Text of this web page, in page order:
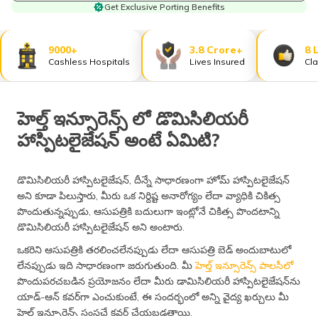
Get Exclusive Porting Benefits
9000+
Cashless Hospitals
3.8 Crore+
Lives Insured
8
హెల్త్ ఇన్సూరెన్స్ లో డొమిసిలియరీ
హాస్పిటలైజేషన్ అంటే ఏమిటి?
డొమిసిలియరీ హాస్పిటలైజేషన్, దీన్నే సాధారణంగా హోమ్ హాస్పిటలైజేషన్
అని కూడా పిలుస్తారు, మీరు ఒక నిర్దిష్ట అనారోగ్యం లేదా వ్యాధికి చికిత్స
పొందుతున్నప్పుడు, ఆసుపత్రికి బదులుగా ఇంట్లోనే చికిత్స పొందటాన్ని
డొమిసిలియరీ హాస్పిటలైజేషన్ అని అంటారు.
ఒకరిని ఆసుపత్రికి తరలించలేనప్పుడు లేదా ఆసుపత్రి బెడ్ అందుబాటులో
లేనప్పుడు ఇది సాధారణంగా జరుగుతుంది. మీహెల్త్ ఇన్సూరెన్స్ పాలసీలో
పొందుపరచబడిన ప్రయోజనం లేదా మీరు డామిసిలియరీ హాస్పిటలైజేషన్‌ను
యాడ్-ఆన్ కవర్‌గా ఎంచుకుంటే, ఈ సందర్భంలో అన్ని వైద్య ఖర్చులు మీ
హెల్త్ ఇన్సూరెన్స్ సంస్థచే కవర్ చేయబడతాయి.